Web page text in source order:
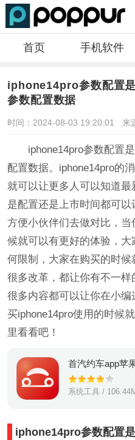
首页 手机软件
iphone14pro参数配置
参数配置数据
时间：2024-08-03 19:20:01 来
iphone14pro参数配置是
配置数据。iphone14pro的
就可以让更多人可以知道最
是配置还是上市时间都可
方便小伙伴们去做对比，
候就可以有更好的体验，
何限制，大家在购买的时
很多改革，都让你有不一样
很多内容都可以让你在小
买iphone14pro使用的时候
里看看吧！
首汽约车app苹
系统工具 /
iphone14pro参数配置